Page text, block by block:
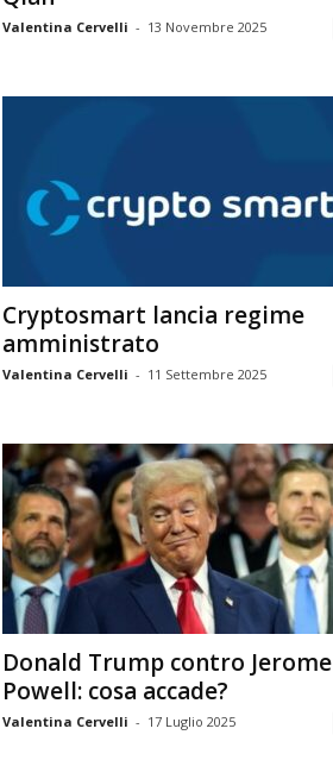
Valentina Cervelli - 13 Novembre 2025
Cryptosmart lancia regime
amministrato
Valentina Cervelli - 11 Settembre 2025
Donald Trump contro Jerome
Powell: cosa accade?
Valentina Cervelli - 17 Luglio 2025